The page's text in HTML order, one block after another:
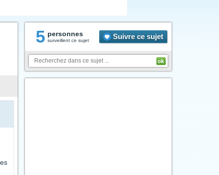
5 personnes
surveillent ce sujet Suivre ce sujet